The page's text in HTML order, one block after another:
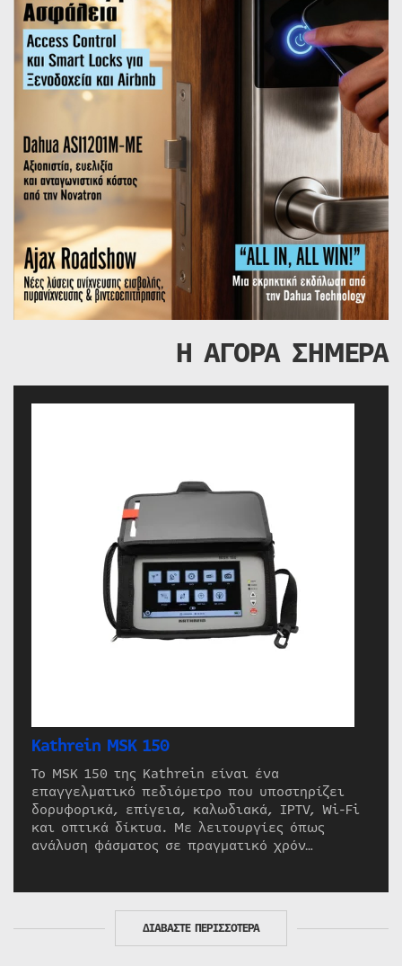
Η ΑΓΟΡΑ ΣΗΜΕΡΑ
Kathrein MSK 150
Το MSK 150 της Kathrein είναι ένα
επαγγελματικό πεδιόμετρο που υποστηρίζει
δορυφορικά, επίγεια, καλωδιακά, IPTV, Wi-Fi
και οπτικά δίκτυα. Με λειτουργίες όπως
ανάλυση φάσματος σε πραγματικό χρόν…
ΔΙΑΒΑΣΤΕ ΠΕΡΙΣΣΟΤΕΡΑ